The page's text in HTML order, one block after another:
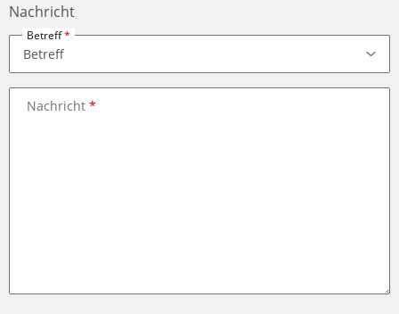
Nachricht
Betreff
Nachricht